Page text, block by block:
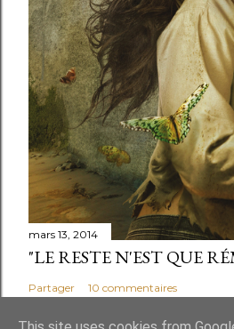
mars 13, 2014
"LE RESTE N'EST QUE
Partager 10 commentaires